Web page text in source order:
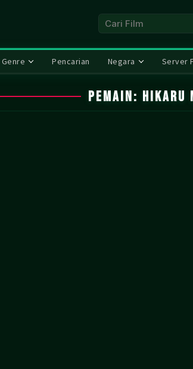
Genre Pencarian Negara Server
Pemain: Hikaru